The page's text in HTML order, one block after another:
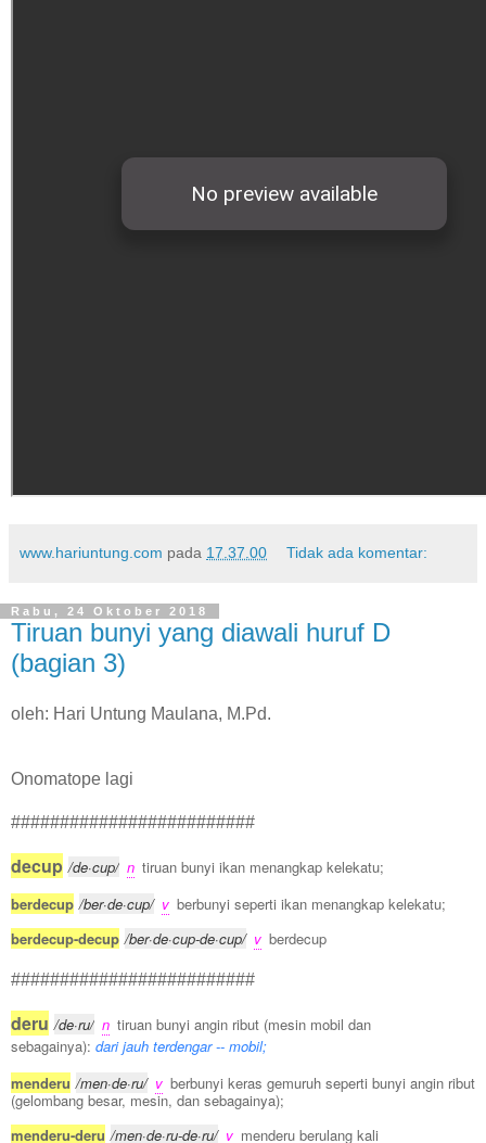
www.hariuntung.com pada 17.37.00 Tidak ada komentar:
Rabu, 24 Oktober 2018
Tiruan bunyi yang diawali huruf D
(bagian 3)
oleh: Hari Untung Maulana, M.Pd.
Onomatope lagi
#########################
decup /de·cup/ n tiruan bunyi ikan menangkap kelekatu;
berdecup /ber·de·cup/ v berbunyi seperti ikan menangkap kelekatu;
berdecup-decup /ber·de·cup-de·cup/ v berdecup
#########################
deru /de·ru/ n tiruan bunyi angin ribut (mesin mobil dan
sebagainya): dari jauh terdengar -- mobil;
menderu /men·de·ru/ v berbunyi keras gemuruh seperti bunyi angin ribut
(gelombang besar, mesin, dan sebagainya);
menderu-deru /men·de·ru-de·ru/ v menderu berulang kali